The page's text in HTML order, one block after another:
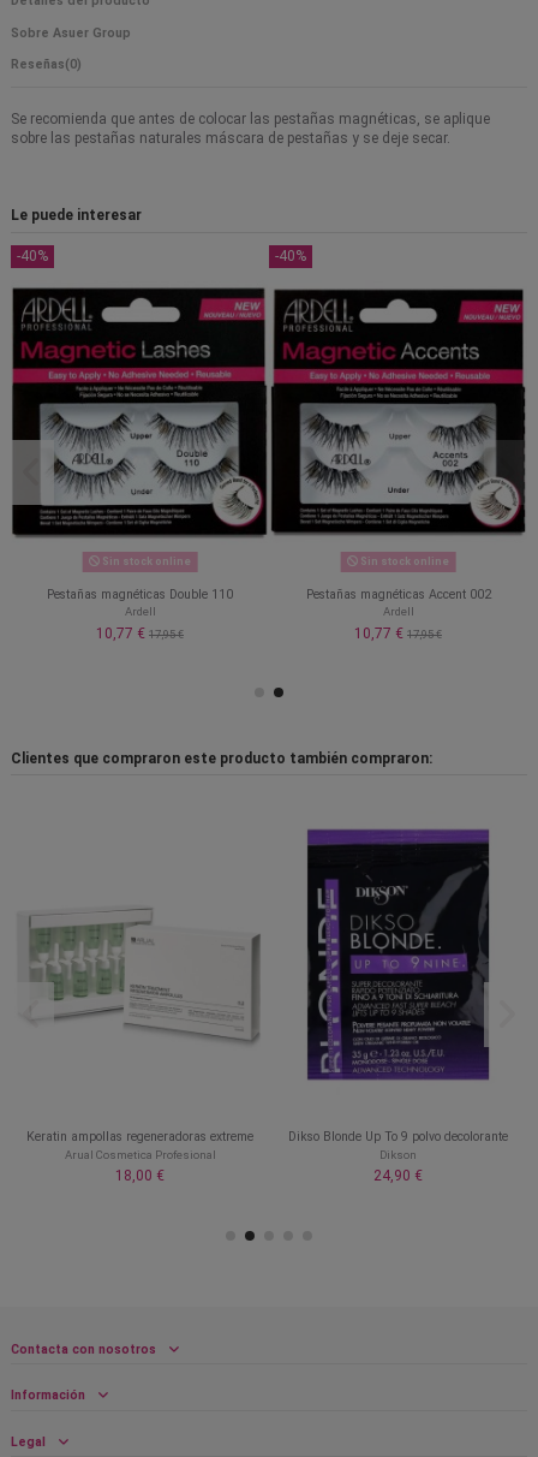
Sobre Asuer Group
Reseñas(0)
Se recomienda que antes de colocar las pestañas magnéticas, se aplique
sobre las pestañas naturales máscara de pestañas y se deje secar.
Le puede interesar
-40%
Sin stock online
Pestañas magnéticas Double 110
Ardell
10,77 € 17,95 €
-40%
Sin stock online
Pestañas magnéticas Accent 002
Ardell
10,77 € 17,95 €
Clientes que compraron este producto también compraron:
Keratin ampollas regeneradoras extreme
Arual Cosmetica Profesional
18,00 €
Dikso Blonde Up To 9 polvo decolorante
Dikson
24,90 €
Contacta con nosotros
Información
Legal